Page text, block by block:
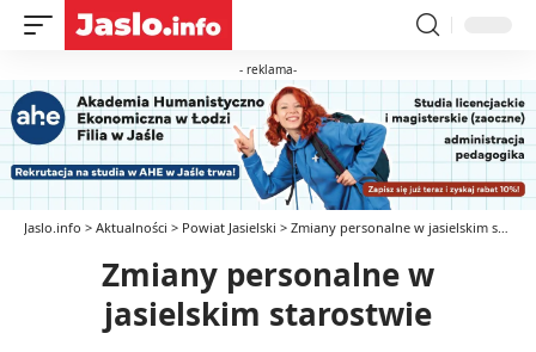
- reklama-
Jaslo.info > Aktualności > Powiat Jasielski > Zmiany personalne w jasielskim starostwie
Zmiany personalne w
jasielskim starostwie